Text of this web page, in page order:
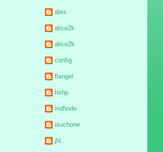
alex
alice2k
alice2k
config
flangel
hshp
indfinde
isuchone
jhl